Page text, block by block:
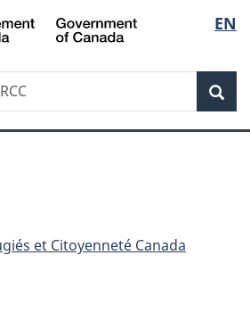
Passer
au
Passer
à
du
Passer
à
simplifiée
de
la
EN
et Citoyenneté Canada